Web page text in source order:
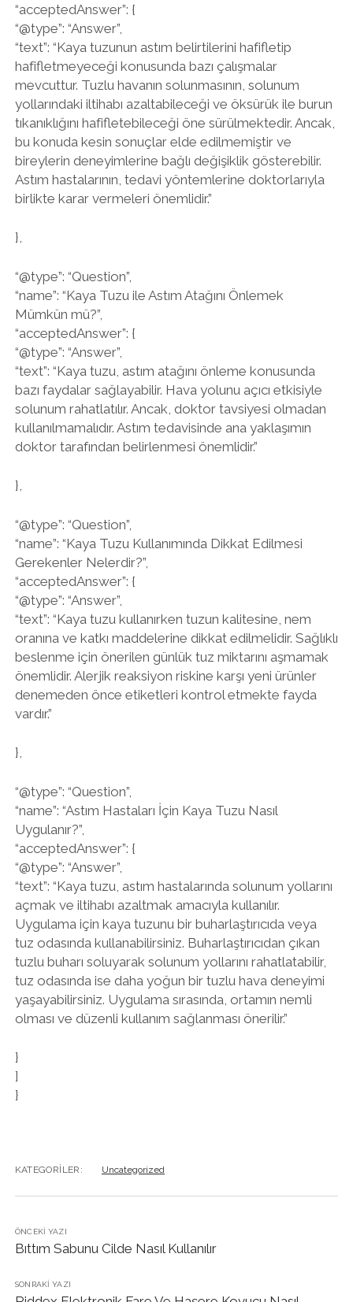
“acceptedAnswer”: {
“@type”: “Answer”,
“text”: “Kaya tuzunun astım belirtilerini hafifletip
hafifletmeyeceği konusunda bazı çalışmalar
mevcuttur. Tuzlu havanın solunmasının, solunum
yollarındaki iltihabı azaltabileceği ve öksürük ile burun
tıkanıklığını hafifletebileceği öne sürülmektedir. Ancak,
bu konuda kesin sonuçlar elde edilmemiştir ve
bireylerin deneyimlerine bağlı değişiklik gösterebilir.
Astım hastalarının, tedavi yöntemlerine doktorlarıyla
birlikte karar vermeleri önemlidir.”
},
“@type”: “Question”,
“name”: “Kaya Tuzu ile Astım Atağını Önlemek
Mümkün mü?”,
“acceptedAnswer”: {
“@type”: “Answer”,
“text”: “Kaya tuzu, astım atağını önleme konusunda
bazı faydalar sağlayabilir. Hava yolunu açıcı etkisiyle
solunum rahatlatılır. Ancak, doktor tavsiyesi olmadan
kullanılmamalıdır. Astım tedavisinde ana yaklaşımın
doktor tarafından belirlenmesi önemlidir.”
},
“@type”: “Question”,
“name”: “Kaya Tuzu Kullanımında Dikkat Edilmesi
Gerekenler Nelerdir?”,
“acceptedAnswer”: {
“@type”: “Answer”,
“text”: “Kaya tuzu kullanırken tuzun kalitesine, nem
oranına ve katkı maddelerine dikkat edilmelidir. Sağlıklı
beslenme için önerilen günlük tuz miktarını aşmamak
önemlidir. Alerjik reaksiyon riskine karşı yeni ürünler
denemeden önce etiketleri kontrol etmekte fayda
vardır.”
},
“@type”: “Question”,
“name”: “Astım Hastaları İçin Kaya Tuzu Nasıl
Uygulanır?”,
“acceptedAnswer”: {
“@type”: “Answer”,
“text”: “Kaya tuzu, astım hastalarında solunum yollarını
açmak ve iltihabı azaltmak amacıyla kullanılır.
Uygulama için kaya tuzunu bir buharlaştırıcıda veya
tuz odasında kullanabilirsiniz. Buharlaştırıcıdan çıkan
tuzlu buharı soluyarak solunum yollarını rahatlatabilir,
tuz odasında ise daha yoğun bir tuzlu hava deneyimi
yaşayabilirsiniz. Uygulama sırasında, ortamın nemli
olması ve düzenli kullanım sağlanması önerilir.”
}
]
}
KATEGORILER: Uncategorized
ÖNCEKI YAZI
Bıttım Sabunu Cilde Nasıl Kullanılır
SONRAKI YAZI